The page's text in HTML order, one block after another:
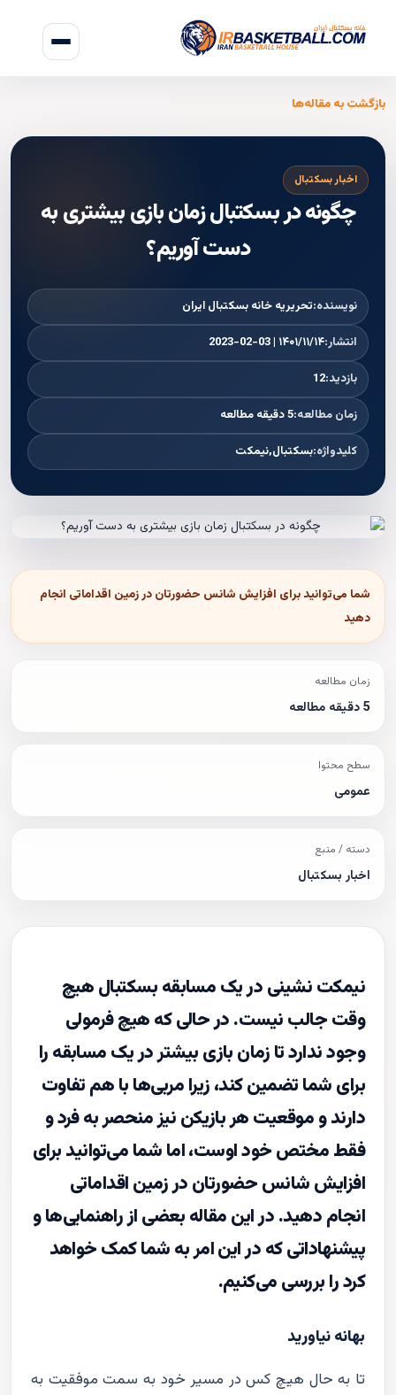
بازگشت به مقاله‌ها
اخبار بسکتبال
چگونه در بسکتبال زمان بازی بیشتری به
دست آوریم؟
نویسنده:تحریریه خانه بسکتبال ایران
انتشار:۱۴۰۱/۱۱/۱۴ | 2023-02-03
بازدید:12
زمان مطالعه:5 دقیقه مطالعه
کلیدواژه:بسکتبال,نیمکت
شما می‌توانید برای افزایش شانس حضورتان در زمین اقداماتی انجام
دهید
زمان مطالعه
5 دقیقه مطالعه
سطح محتوا
عمومی
دسته / منبع
اخبار بسکتبال
نیمکت نشینی در یک مسابقه بسکتبال هیچ
وقت جالب نیست. در حالی که هیچ فرمولی
وجود ندارد تا زمان بازی بیشتر در یک مسابقه را
برای شما تضمین کند، زیرا مربی‌ها با هم تفاوت
دارند و موقعیت هر بازیکن نیز منحصر به فرد و
فقط مختص خود اوست، اما شما می‌توانید برای
افزایش شانس حضورتان در زمین اقداماتی
انجام دهید. در این مقاله بعضی از راهنمایی‌ها و
پیشنهاداتی که در این امر به شما کمک خواهد
کرد را بررسی می‌کنیم.
بهانه نیاورید
تا به حال هیچ کس در مسیر خود به سمت موفقیت به